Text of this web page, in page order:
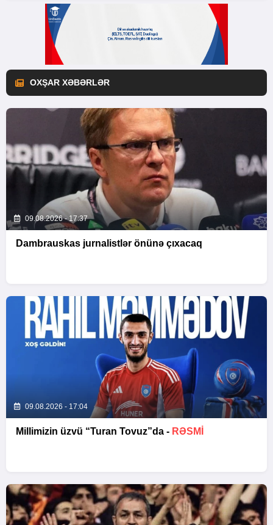
OXŞAR XƏBƏRLƏR
09.08.2026 - 17:37
Dambrauskas jurnalistlər önünə çıxacaq
09.08.2026 - 17:04
Millimizin üzvü “Turan Tovuz”da - RƏSMİ